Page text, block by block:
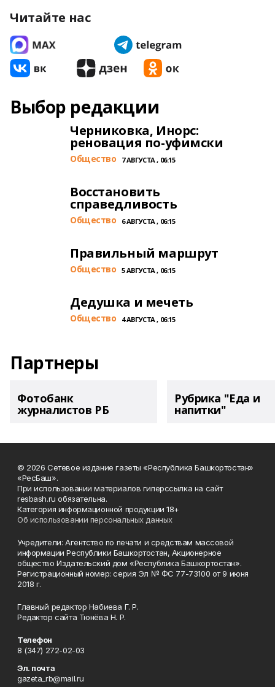
Читайте нас
Выбор редакции
Черниковка, Инорс:
реновация по-уфимски
Общество 7 АВГУСТА , 06:15
Восстановить
справедливость
Общество 6 АВГУСТА , 06:15
Правильный маршрут
Общество 5 АВГУСТА , 06:15
Дедушка и мечеть
Общество 4 АВГУСТА , 06:15
Партнеры
Фотобанк
журналистов РБ
Рубрика "Еда и
напитки"
© 2026 Сетевое издание газеты «Республика Башкортостан»
«РесБаш».
При использовании материалов гиперссылка на сайт
resbash.ru обязательна.
Категория информационной продукции 18+
Об использовании персональных данных
Учредители: Агентство по печати и средствам массовой
информации Республики Башкортостан, Акционерное
общество Издательский дом «Республика Башкортостан».
Регистрационный номер: серия Эл № ФС 77-73100 от 9 июня
2018 г.
Главный редактор Набиева Г. Р.
Редактор сайта Тюнёва Н. Р.
Телефон
8 (347) 272-02-03
Эл. почта
gazeta_rb@mail.ru